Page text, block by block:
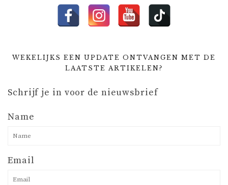
WEKELIJKS EEN UPDATE ONTVANGEN MET DE
LAATSTE ARTIKELEN?
Schrijf je in voor de nieuwsbrief
Name
Email